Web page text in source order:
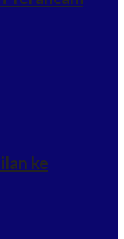
ke